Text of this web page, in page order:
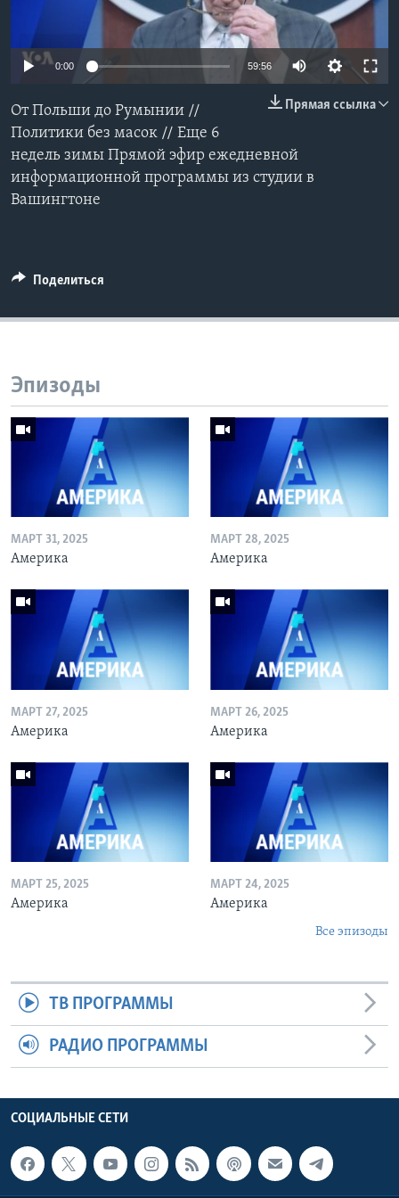
Learning English
Языки
0:00 59:56
Прямая ссылка
От Польши до Румынии //
Политики без масок // Еще 6
недель зимы Прямой эфир ежедневной
информационной программы из студии в
Вашингтоне
Поделиться
Эпизоды
МАРТ 31, 2025
Америка
МАРТ 28, 2025
Америка
МАРТ 27, 2025
Америка
МАРТ 26, 2025
Америка
МАРТ 25, 2025
Америка
МАРТ 24, 2025
Америка
Все эпизоды
ТВ ПРОГРАММЫ
РАДИО ПРОГРАММЫ
СОЦИАЛЬНЫЕ СЕТИ